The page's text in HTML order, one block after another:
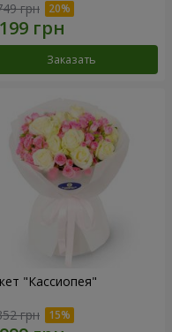
грн
Заказать
"Кассиопея"
грн